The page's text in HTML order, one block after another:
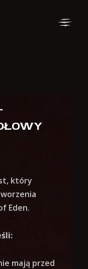
który
Eden.
mają przed